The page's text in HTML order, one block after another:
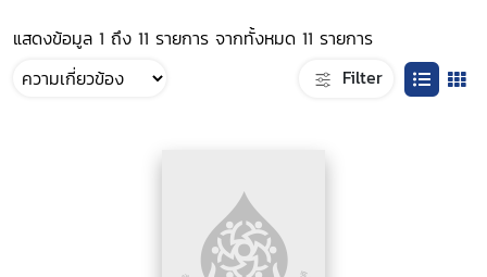
แสดงข้อมูล 1 ถึง 11 รายการ จากทั้งหมด 11 รายการ
Filter